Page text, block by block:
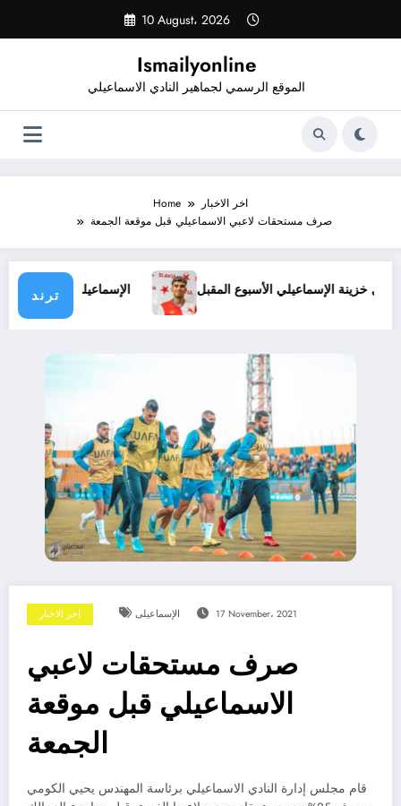
content
10 August، 2026
Ismailyonline
الموقع الرسمي لجماهير النادي الاسماعيلي
Home
اخر الاخبار
صرف مستحقات لاعبي الاسماعيلي قبل موقعة الجمعة
ترند
الإسماعيلي تدخل خزينة الإسماعيلي الأسبوع المقبل
اخر الاخبار الإسماعيلى 17 November، 2021
صرف مستحقات لاعبي
الاسماعيلي قبل موقعة
الجمعة
قام مجلس إدارة النادي الاسماعيلي برئاسة المهندس يحيي الكومي